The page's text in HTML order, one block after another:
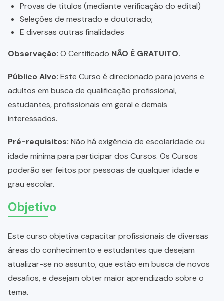
Provas de títulos (mediante verificação do edital)
Seleções de mestrado e doutorado;
E diversas outras finalidades
Observação: O Certificado NÃO É GRATUITO.
Público Alvo: Este Curso é direcionado para jovens e
adultos em busca de qualificação profissional,
estudantes, profissionais em geral e demais
interessados.
Pré-requisitos: Não há exigência de escolaridade ou
idade mínima para participar dos Cursos. Os Cursos
poderão ser feitos por pessoas de qualquer idade e
grau escolar.
Objetivo
Este curso objetiva capacitar profissionais de diversas
áreas do conhecimento e estudantes que desejam
atualizar-se no assunto, que estão em busca de novos
desafios, e desejam obter maior aprendizado sobre o
tema.